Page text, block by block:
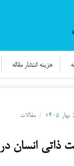
هزینه انتشار مقاله
/ مقالات
انسان